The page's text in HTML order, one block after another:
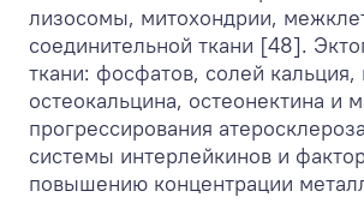
лизосомы, митохондрии,
соединительной ткани [48].
ткани: фосфатов, солей
остеокальцина, остеонектина и
прогрессирования
системы интерлейкинов и
повышению концентрации